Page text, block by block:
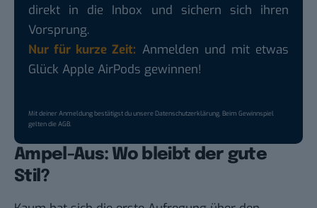
direkt in die Inbox und sichern sich ihren
Vorsprung.
Nur für kurze Zeit: Anmelden und mit etwas
Glück Apple AirPods gewinnen!
Mit deiner Anmeldung bestätigst du unsereDatenschutzerklärung. Beim Gewinnspiel
gelten dieAGB.
Ampel-Aus: Wo bleibt der gute
Stil?